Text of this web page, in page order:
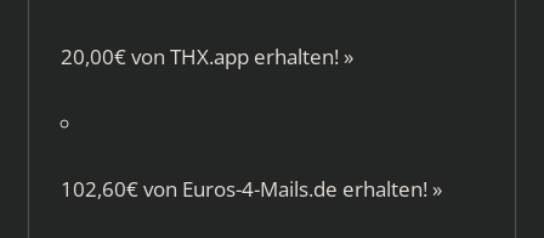
20,00€ von THX.apperhalten! »
102,60€ von Euros-4-Mails.de erhalten! »